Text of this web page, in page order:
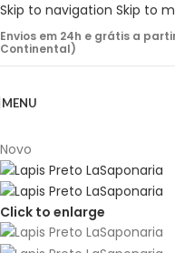
Skip to navigation Skip to
Envios em 24h e grátis a
Continental)
MENU
Novo
Click to enlarge